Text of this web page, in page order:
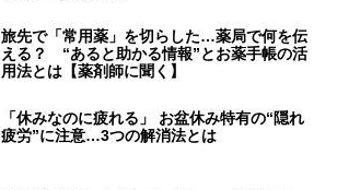
旅先で「常用薬」を切らした…薬局で何を伝
える？ “あると助かる情報”とお薬手帳の活
用法とは【薬剤師に聞く】
「休みなのに疲れる」 お盆休み特有の“隠れ
疲労”に注意…3つの解消法とは